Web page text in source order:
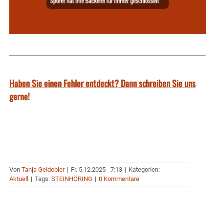
Haben Sie einen Fehler entdeckt? Dann schreiben Sie uns
gerne!
Von Tanja Geidobler | Fr. 5.12.2025 - 7:13 | Kategorien:
Aktuell
| Tags: STEINHÖRING | 0 Kommentare